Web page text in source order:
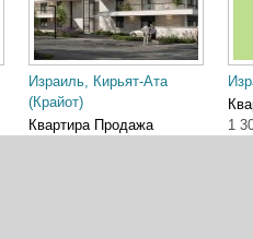
Израиль, Кирьят-Ата
(Крайот)
Квартира Продажа
1